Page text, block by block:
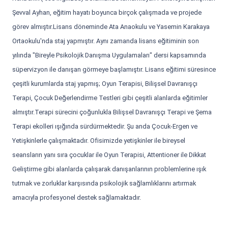
Şevval Ayhan, eğitim hayatı boyunca birçok çalışmada ve projede
görev almıştır.Lisans döneminde Ata Anaokulu ve Yasemin Karakaya
Ortaokulu'nda staj yapmıştır. Aynı zamanda lisans eğitiminin son
yılında "Bireyle Psikolojik Danışma Uygulamaları" dersi kapsamında
süpervizyon ile danışan görmeye başlamıştır. Lisans eğitimi süresince
çeşitli kurumlarda staj yapmış; Oyun Terapisi, Bilişsel Davranışçı
Terapi, Çocuk Değerlendirme Testleri gibi çeşitli alanlarda eğitimler
almıştır.Terapi sürecini çoğunlukla Bilişsel Davranışçı Terapi ve Şema
Terapi ekolleri ışığında sürdürmektedir. Şu anda Çocuk-Ergen ve
Yetişkinlerle çalışmaktadır. Ofisimizde yetişkinler ile bireysel
seansların yanı sıra çocuklar ile Oyun Terapisi, Attentioner ile Dikkat
Geliştirme gibi alanlarda çalışarak danışanlarının problemlerine ışık
tutmak ve zorluklar karşısında psikolojik sağlamlıklarını artırmak
amacıyla profesyonel destek sağlamaktadır.